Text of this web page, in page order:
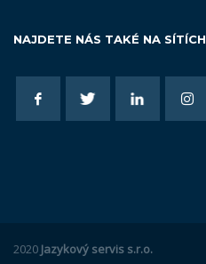
NAJDETE NÁS TAKÉ NA SÍTÍCH
2020 Jazykový servis s.r.o.